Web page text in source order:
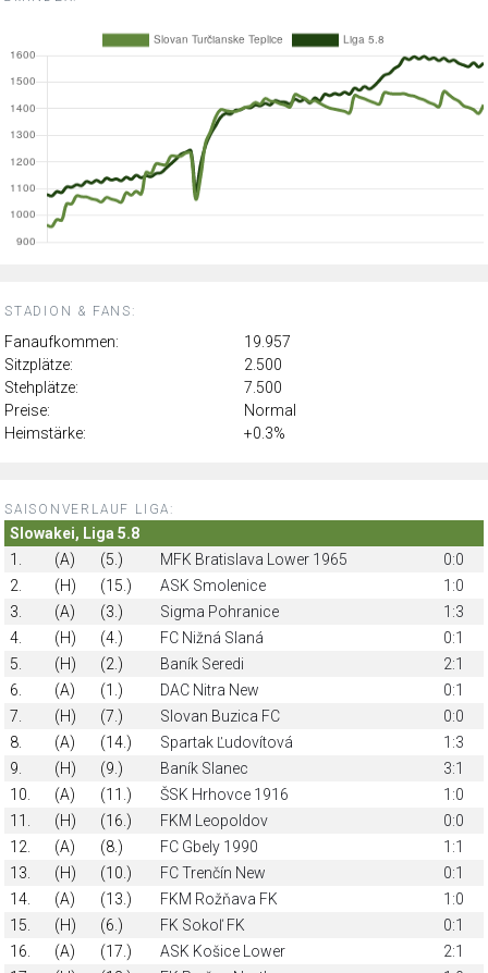
STADION & FANS:
Fanaufkommen:
19.957
Sitzplätze:
2.500
Stehplätze:
7.500
Preise:
Normal
Heimstärke:
+0.3%
SAISONVERLAUF LIGA:
Slowakei, Liga 5.8
1.
(A) (5.) MFK Bratislava Lower 1965
0:0
2.
(H) (15.) ASK Smolenice
1:0
3.
(A) (3.) Sigma Pohranice
1:3
4.
(H) (4.) FC Nižná Slaná
0:1
5.
(H) (2.) Baník Seredi
2:1
6.
(A) (1.) DAC Nitra New
0:1
7.
(H) (7.) Slovan Buzica FC
0:0
8.
(A) (14.) Spartak Ľudovítová
1:3
9.
(H) (9.) Baník Slanec
3:1
10.
(A) (11.) ŠSK Hrhovce 1916
1:0
11.
(H) (16.) FKM Leopoldov
0:0
12.
(A) (8.) FC Gbely 1990
1:1
13.
(H) (10.) FC Trenčín New
0:1
14.
(A) (13.) FKM Rožňava FK
1:0
15.
(H) (6.) FK Sokoľ FK
0:1
16.
(A) (17.) ASK Košice Lower
2:1